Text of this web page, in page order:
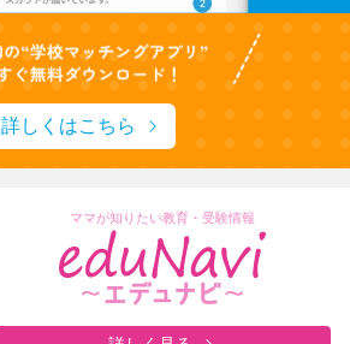
詳しくはこちら
ママが知りたい教育・受験情報